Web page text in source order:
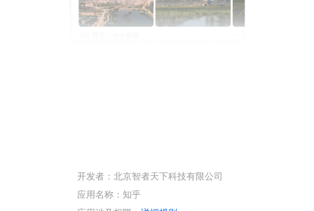
开发者：北京智者天下科技有限公司
应用名称：知乎